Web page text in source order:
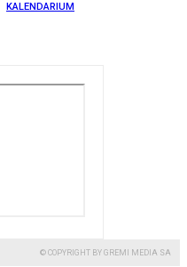
KALENDARIUM
© COPYRIGHT BY GREMI MEDIA SA